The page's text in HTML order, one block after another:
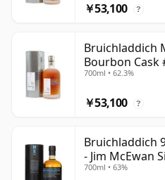
￥53,100 ?
Bruichladdich
Bourbon Cask
700ml • 62.3%
￥53,100 ?
Bruichladdich
- Jim McEwan
700ml • 63%